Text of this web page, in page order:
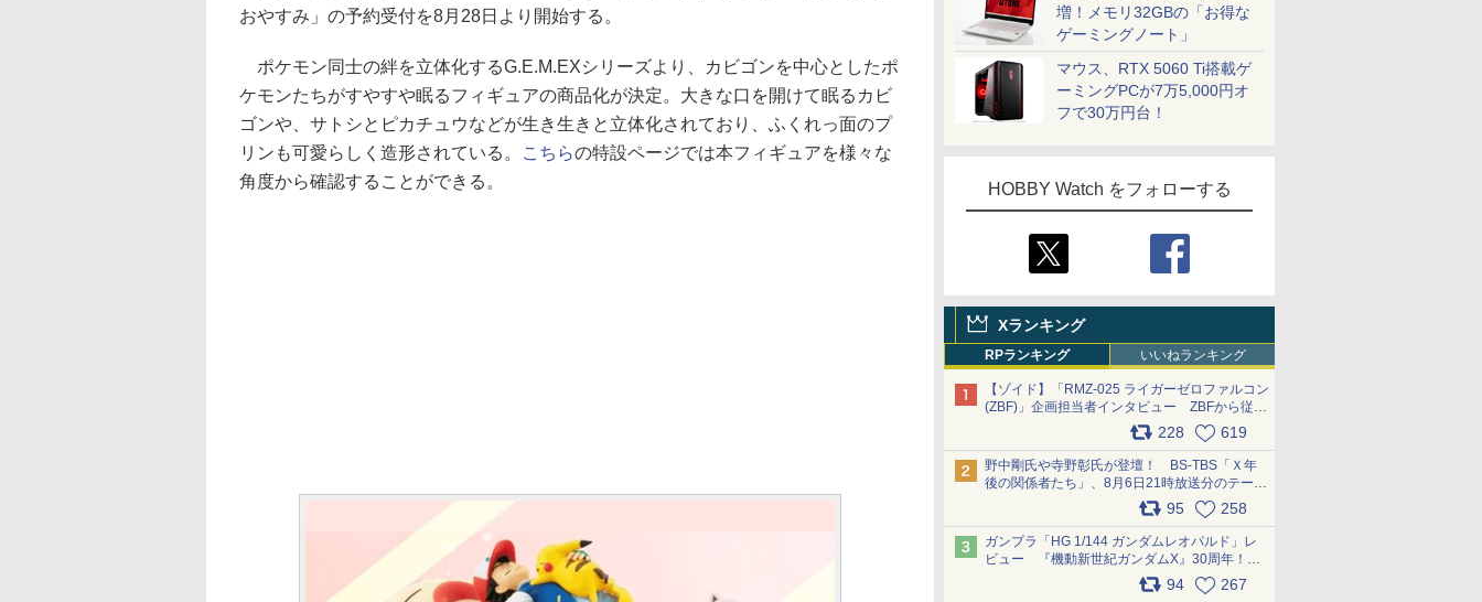
増！メモリ32GBの「お得な
ゲーミングノート」
マウス、RTX 5060 Ti搭載ゲ
ーミングPCが7万5,000円オ
フで30万円台！
HOBBY Watch をフォローする
Xランキング
RPランキング いいねランキング
【ゾイド】「RMZ-025 ライガーゼロファルコン
(ZBF)」企画担当者インタビュー ZBFから従来
デザインまで再現可能なボリューム満点のキッ
ト pic.x.com/6zOqQAQKkX
228 619
野中剛氏や寺野彰氏が登壇！ BS-TBS「Ｘ年
後の関係者たち」、8月6日21時放送分のテーマ
は「超合金」！ pic.x.com/uWyt1uyuFm
95 258
ガンプラ「HG 1/144 ガンダムレオパルド」レ
ビュー 『機動新世紀ガンダムX』30周年！イ
ンナーアームガトリングの変形機構まで再現し
最新フォーマットでキット化！
94 267
おやすみ」の予約受付を8月28日より開始する。
ポケモン同士の絆を立体化するG.E.M.EXシリーズより、カビゴンを中心としたポ
ケモンたちがすやすや眠るフィギュアの商品化が決定。大きな口を開けて眠るカビ
ゴンや、サトシとピカチュウなどが生き生きと立体化されており、ふくれっ面のプ
リンも可愛らしく造形されている。
こちらの特設ページでは本フィギュアを様々な
角度から確認することができる。